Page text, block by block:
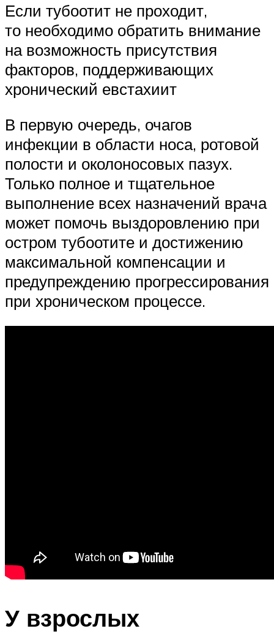
Если тубоотит не проходит,
то необходимо обратить внимание
на возможность присутствия
факторов, поддерживающих
хронический евстахиит
В первую очередь, очагов
инфекции в области носа, ротовой
полости и околоносовых пазух.
Только полное и тщательное
выполнение всех назначений врача
может помочь выздоровлению при
остром тубоотите и достижению
максимальной компенсации и
предупреждению прогрессирования
при хроническом процессе.
У взрослых